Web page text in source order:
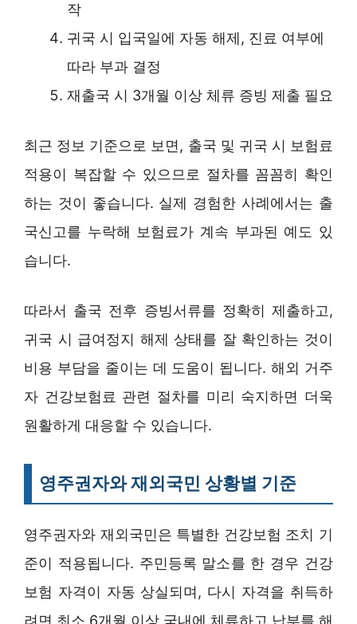
작
귀국 시 입국일에 자동 해제, 진료 여부에
따라 부과 결정
재출국 시 3개월 이상 체류 증빙 제출 필요
최근 정보 기준으로 보면, 출국 및 귀국 시 보험료
적용이 복잡할 수 있으므로 절차를 꼼꼼히 확인
하는 것이 좋습니다. 실제 경험한 사례에서는 출
국신고를 누락해 보험료가 계속 부과된 예도 있
습니다.
따라서 출국 전후 증빙서류를 정확히 제출하고,
귀국 시 급여정지 해제 상태를 잘 확인하는 것이
비용 부담을 줄이는 데 도움이 됩니다. 해외 거주
자 건강보험료 관련 절차를 미리 숙지하면 더욱
원활하게 대응할 수 있습니다.
영주권자와 재외국민 상황별 기준
영주권자와 재외국민은 특별한 건강보험 조치 기
준이 적용됩니다. 주민등록 말소를 한 경우 건강
보험 자격이 자동 상실되며, 다시 자격을 취득하
려면 최소 6개월 이상 국내에 체류하고 납부를 해